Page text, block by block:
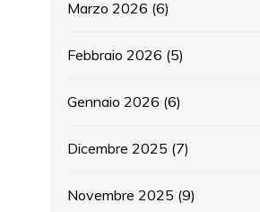
Marzo 2026 (6)
Febbraio 2026 (5)
Gennaio 2026 (6)
Dicembre 2025 (7)
Novembre 2025 (9)